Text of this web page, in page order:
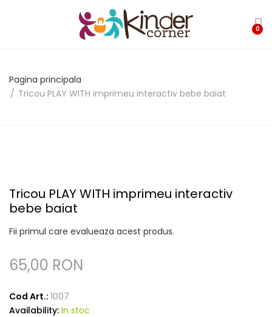
0
Pagina principala
Tricou PLAY WITH imprimeu interactiv bebe baiat
Tricou PLAY WITH imprimeu interactiv
bebe baiat
Fii primul care evalueaza acest produs.
65,00 RON
Cod Art.: 1007
Availability: In stoc